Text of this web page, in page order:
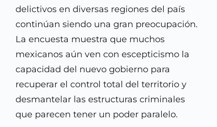
delictivos en diversas regiones del país
continúan siendo una gran preocupación.
La encuesta muestra que muchos
mexicanos aún ven con escepticismo la
capacidad del nuevo gobierno para
recuperar el control total del territorio y
desmantelar las estructuras criminales
que parecen tener un poder paralelo.